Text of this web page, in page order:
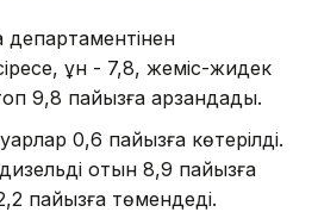
департаментінен
ұн - 7,8, жеміс-жидек
9,8 пайызға арзандады.
0,6 пайызға көтерілді.
отын 8,9 пайызға
пайызға төмендеді.